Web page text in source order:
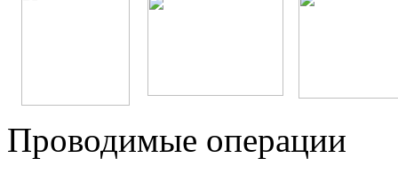
Проводимые операции